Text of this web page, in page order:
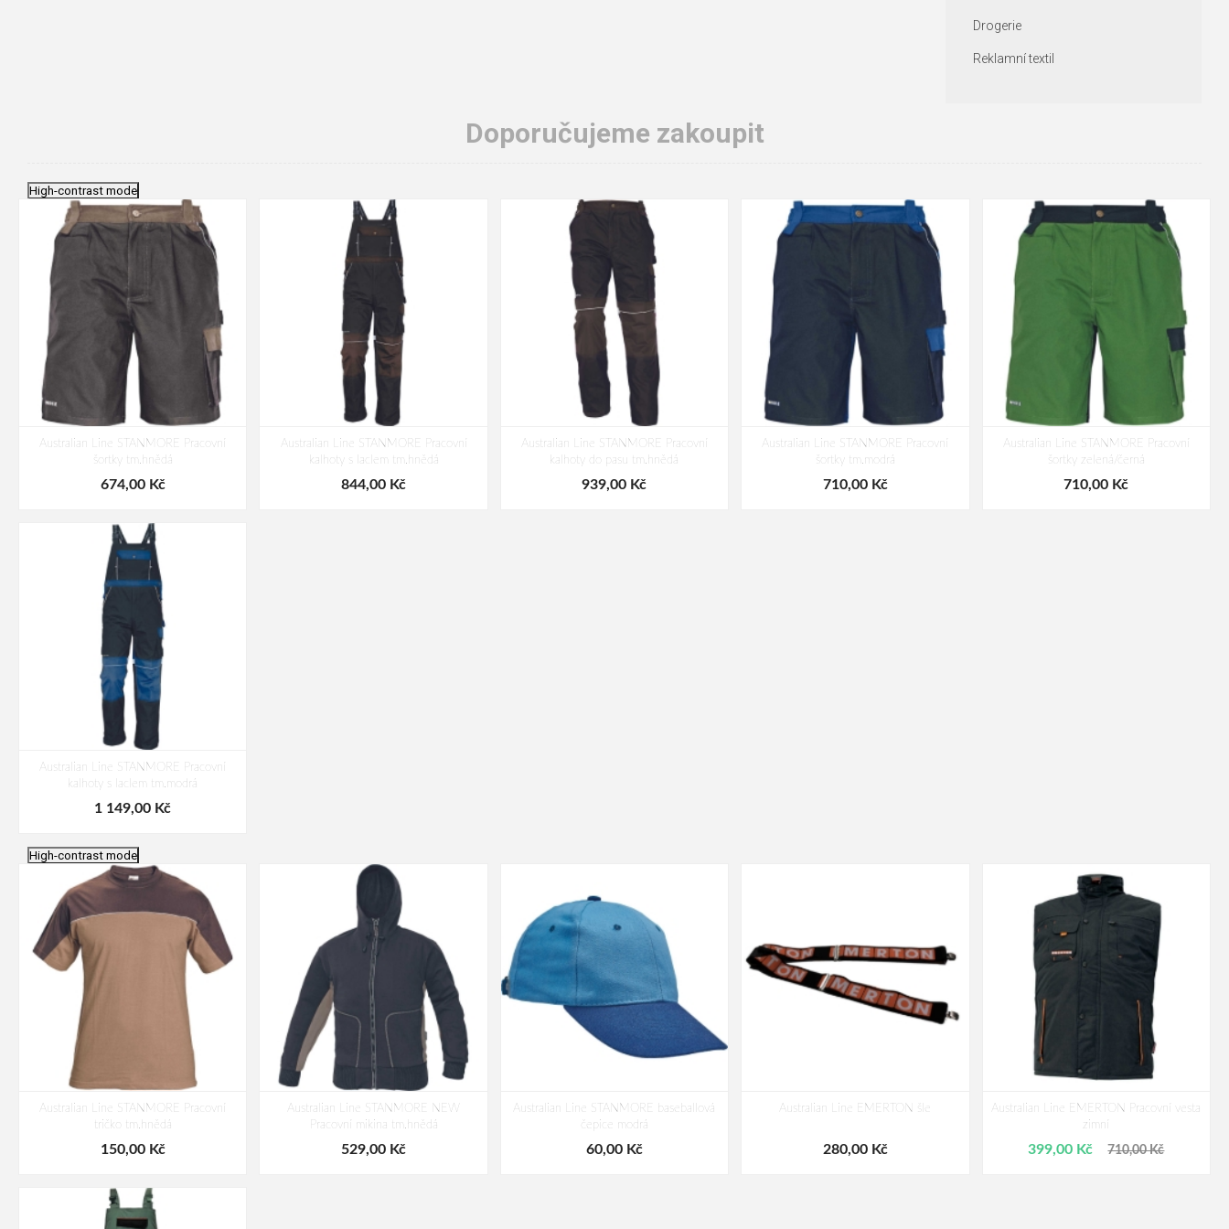
Drogerie
Reklamní textil
Doporučujeme zakoupit
High-contrast mode
Australian Line STANMORE Pracovní
šortky tm.hnědá
674,00 Kč
Australian Line STANMORE Pracovní
kalhoty s laclem tm.hnědá
844,00 Kč
Australian Line STANMORE Pracovní
kalhoty do pasu tm.hnědá
939,00 Kč
Australian Line STANMORE Pracovní
šortky tm.modrá
710,00 Kč
Australian Line STANMORE Pracovní
šortky zelená/černá
710,00 Kč
Australian Line STANMORE Pracovní
kalhoty s laclem tm.modrá
1 149,00 Kč
High-contrast mode
Australian Line STANMORE Pracovní
tričko tm.hnědá
150,00 Kč
Australian Line STANMORE NEW
Pracovní mikina tm.hnědá
529,00 Kč
Australian Line STANMORE baseballová
čepice modrá
60,00 Kč
Australian Line EMERTON šle
280,00 Kč
Australian Line EMERTON Pracovní vesta
zimní
399,00 Kč 710,00 Kč